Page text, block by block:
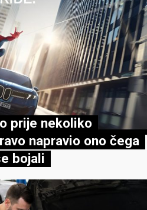
prije nekoliko
napravio ono čega
bojali